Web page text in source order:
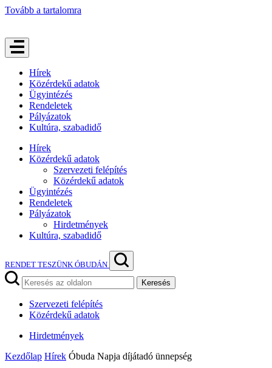
Tovább a tartalomra
Hírek
Közérdekű adatok
Ügyintézés
Rendeletek
Pályázatok
Kultúra, szabadidő
Hírek
Közérdekű adatok
Szervezeti felépítés
Közérdekű adatok
Ügyintézés
Rendeletek
Pályázatok
Hirdetmények
Kultúra, szabadidő
RENDET TESZÜNK ÓBUDÁN
Keresés
Szervezeti felépítés
Közérdekű adatok
Hirdetmények
Kezdőlap Hírek Óbuda Napja díjátadó ünnepség